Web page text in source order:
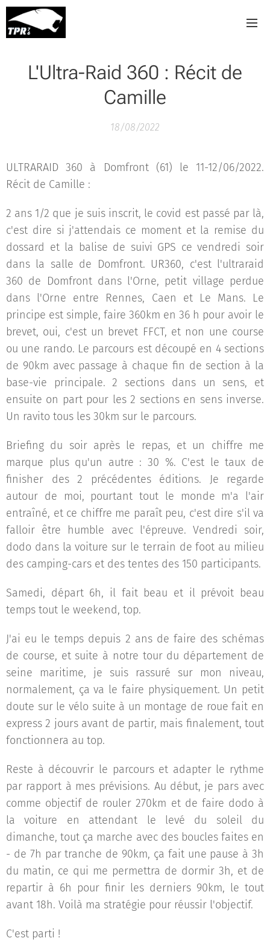
L'Ultra-Raid 360 : Récit de
Camille
18/08/2022
ULTRARAID 360 à Domfront (61) le 11-12/06/2022.
Récit de Camille :
2 ans 1/2 que je suis inscrit, le covid est passé par là,
c'est dire si j'attendais ce moment et la remise du
dossard et la balise de suivi GPS ce vendredi soir
dans la salle de Domfront. UR360, c'est l'ultraraid
360 de Domfront dans l'Orne, petit village perdue
dans l'Orne entre Rennes, Caen et Le Mans. Le
principe est simple, faire 360km en 36 h pour avoir le
brevet, oui, c'est un brevet FFCT, et non une course
ou une rando. Le parcours est découpé en 4 sections
de 90km avec passage à chaque fin de section à la
base-vie principale. 2 sections dans un sens, et
ensuite on part pour les 2 sections en sens inverse.
Un ravito tous les 30km sur le parcours.
Briefing du soir après le repas, et un chiffre me
marque plus qu'un autre : 30 %. C'est le taux de
finisher des 2 précédentes éditions. Je regarde
autour de moi, pourtant tout le monde m'a l'air
entraîné, et ce chiffre me paraît peu, c'est dire s'il va
falloir être humble avec l'épreuve. Vendredi soir,
dodo dans la voiture sur le terrain de foot au milieu
des camping-cars et des tentes des 150 participants.
Samedi, départ 6h, il fait beau et il prévoit beau
temps tout le weekend, top.
J'ai eu le temps depuis 2 ans de faire des schémas
de course, et suite à notre tour du département de
seine maritime, je suis rassuré sur mon niveau,
normalement, ça va le faire physiquement. Un petit
doute sur le vélo suite à un montage de roue fait en
express 2 jours avant de partir, mais finalement, tout
fonctionnera au top.
Reste à découvrir le parcours et adapter le rythme
par rapport à mes prévisions. Au début, je pars avec
comme objectif de rouler 270km et de faire dodo à
la voiture en attendant le levé du soleil du
dimanche, tout ça marche avec des boucles faites en
- de 7h par tranche de 90km, ça fait une pause à 3h
du matin, ce qui me permettra de dormir 3h, et de
repartir à 6h pour finir les derniers 90km, le tout
avant 18h. Voilà ma stratégie pour réussir l'objectif.
C'est parti !